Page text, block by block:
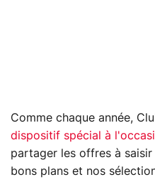
Comme chaque année,
dispositif spécial à
partager les offres à
bons plans et nos